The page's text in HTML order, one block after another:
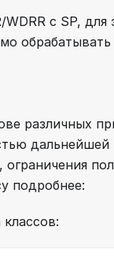
с SP, для
различных
подробнее: